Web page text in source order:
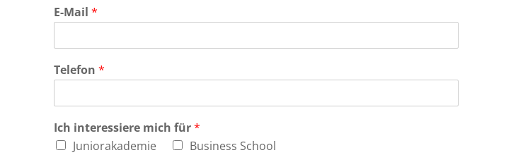
E-Mail*
Telefon*
Ich interessiere mich für*
Juniorakademie
Business School